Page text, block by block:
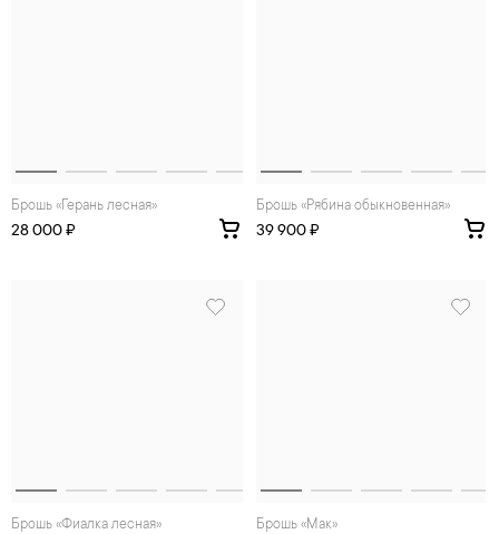
Брошь «Герань лесная»
28 000 ₽
Брошь «Рябина обыкновенная»
39 900 ₽
Брошь «Фиалка лесная» Брошь «Мак»